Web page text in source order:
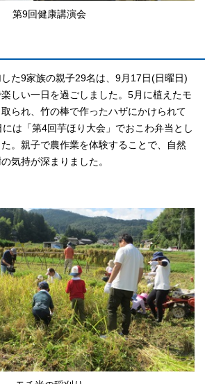
第9回健康講演会
た9家族の親子29名は、9月17日(日曜日)
しい一日を過ごしました。5月に植えたモ
られ、竹の棒で作ったハザにかけられて
は「第4回芋ほり大会」でおこわ弁当とし
。親子で農作業を体験することで、自然
気持が深まりました。